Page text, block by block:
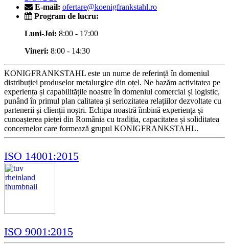
E-mail: ofertare@koenigfrankstahl.ro
Program de lucru:
Luni-Joi: 8:00 - 17:00
Vineri: 8:00 - 14:30
KONIGFRANKSTAHL este un nume de referință în domeniul
distribuției produselor metalurgice din oțel. Ne bazăm activitatea pe
experiența și capabilitățile noastre în domeniul comercial și logistic,
punând în primul plan calitatea și seriozitatea relațiilor dezvoltate cu
partenerii și clienții noștri. Echipa noastră îmbină experiența și
cunoașterea pieței din România cu tradiția, capacitatea și soliditatea
concernelor care formează grupul KONIGFRANKSTAHL.
ISO 14001:2015
ISO 9001:2015